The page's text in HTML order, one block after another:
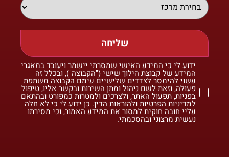
שליחה
ידוע לי כי המידע האישי שמסרתי יישמר ויעובד במאגרי
המידע של קבוצת הילוך שישי ("הקבוצה"), ובכלל זה
עשוי להימסר לצדדים שלישיים עימם הקבוצה משתפת
פעולה, וזאת לשם ניהול ומתן השירות ובקשר אליו, טיפול
בפניות, תפעול האתר, ולצרכים ולמטרות כמפורט ובהתאם
למדיניות הפרטיות ולהוראות הדין. כן ידוע לי כי לא חלה
עליי חובה חוקית למסור את המידע האמור, וכי מסירתו
נעשית מרצוני ובהסכמתי.